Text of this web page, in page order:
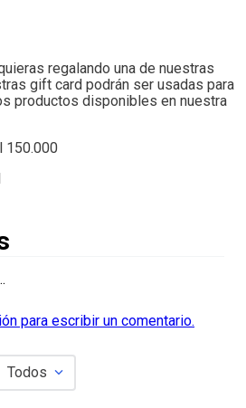
regalando una de nuestras
gift card podrán ser usadas para
productos disponibles en nuestra
150.000
para escribir un comentario.
Todos